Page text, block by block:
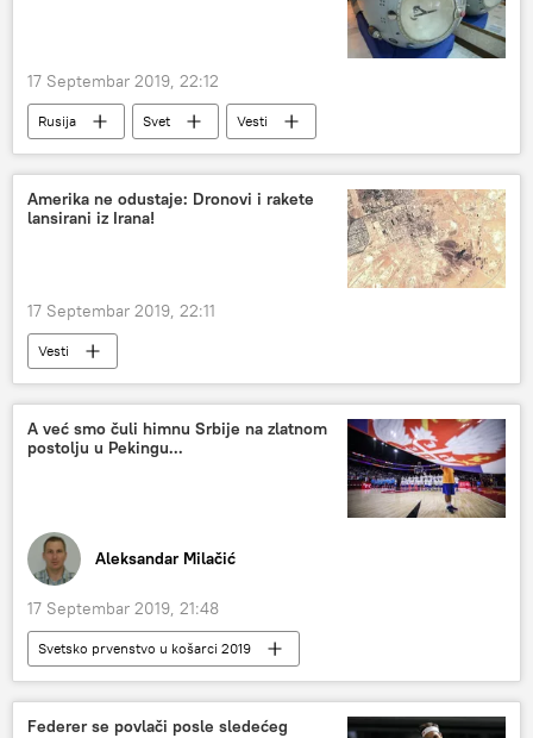
17 Septembar 2019, 22:12
Rusija Svet
Vesti
obaveštajna služba
nuklearna bomba
SSSR
Zapad
Amerika ne odustaje: Dronovi i rakete
lansirani iz Irana!
17 Septembar 2019, 22:11
Vesti
A već smo čuli himnu Srbije na zlatnom
postolju u Pekingu...
Aleksandar Milačić
17 Septembar 2019, 21:48
Svetsko prvenstvo u košarci 2019
Svetsko prvenstvo u košarci
Federer se povlači posle sledećeg